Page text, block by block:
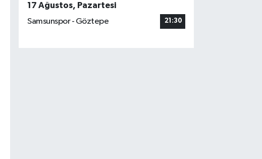
17 Ağustos, Pazartesi
Samsunspor - Göztepe
21:30